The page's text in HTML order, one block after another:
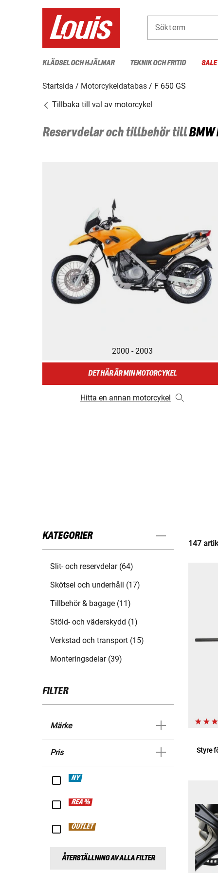
Sökterm
KLÄDSEL OCH HJÄLMAR TEKNIK OCH FRITID
Startsida Motorcykeldatabas
F 650 GS
Tillbaka till val av motorcykel
Reservdelar och tillbehör tillBMW
2000 - 2003
DET HÄR ÄR MIN MOTORCYKEL
Hitta en annan motorcykel
KATEGORIER
Slit- och reservdelar (64)
Skötsel och underhåll (17)
Tillbehör & bagage (11)
Stöld- och väderskydd (1)
Verkstad och transport (15)
Monteringsdelar (39)
FILTER
Märke
Pris
NY
REA %
OUTLET
ÅTERSTÄLLNING AV ALLA FILTER
147
Styre